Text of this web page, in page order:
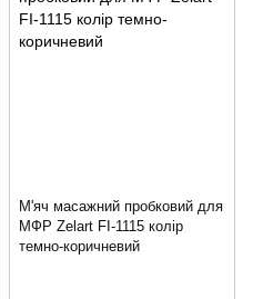
М'яч масажний пробковий для
МФР Zelart FI-1115 колір
темно-коричневий